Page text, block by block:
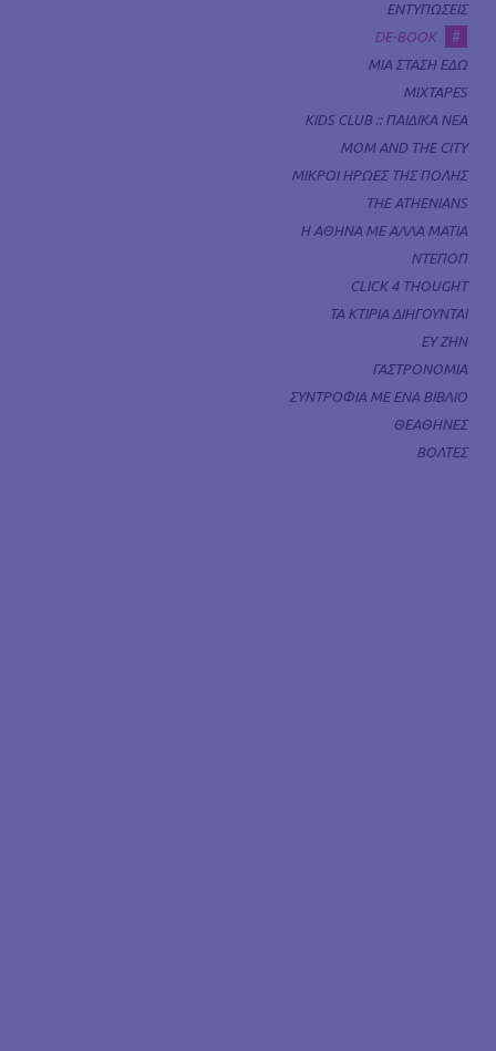
ΕΝΤΥΠΩΣΕΙΣ
DE-BOOK
#
ΜΙΑ ΣΤΑΣΗ ΕΔΩ
MIXTAPES
KIDS CLUB :: ΠΑΙΔΙΚΑ ΝΕΑ
MOM AND THE CITY
ΜΙΚΡΟΙ ΗΡΩΕΣ ΤΗΣ ΠΟΛΗΣ
THE ATHENIANS
Η ΑΘΗΝΑ ΜΕ ΑΛΛΑ ΜΑΤΙΑ
ΝΤΕΠΟΠ
CLICK 4 THOUGHT
ΤΑ ΚΤΙΡΙΑ ΔΙΗΓΟΥΝΤΑΙ
ΕΥ ΖΗΝ
ΓΑΣΤΡΟΝΟΜΙΑ
ΣΥΝΤΡΟΦΙΑ ΜΕ ΕΝΑ ΒΙΒΛΙΟ
ΘΕΑΘΗΝΕΣ
ΒΟΛΤΕΣ